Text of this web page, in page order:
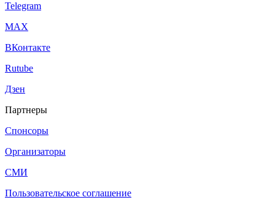
Telegram
МАХ
ВКонтакте
Rutube
Дзен
Партнеры
Спонсоры
Организаторы
СМИ
Пользовательское соглашение